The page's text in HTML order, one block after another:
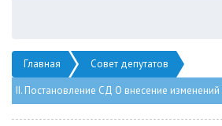
Главная
Совет депутатов
II. Постановление СД О внесение